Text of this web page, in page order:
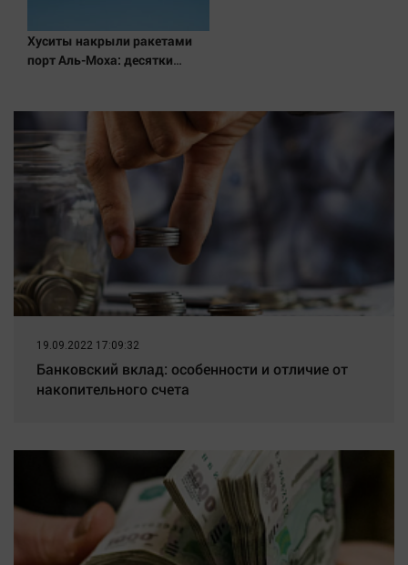
Хуситы накрыли ракетами
порт Аль-Моха: десятки
19.09.2022 17:09:32
Банковский вклад: особенности и отличие от
накопительного счета